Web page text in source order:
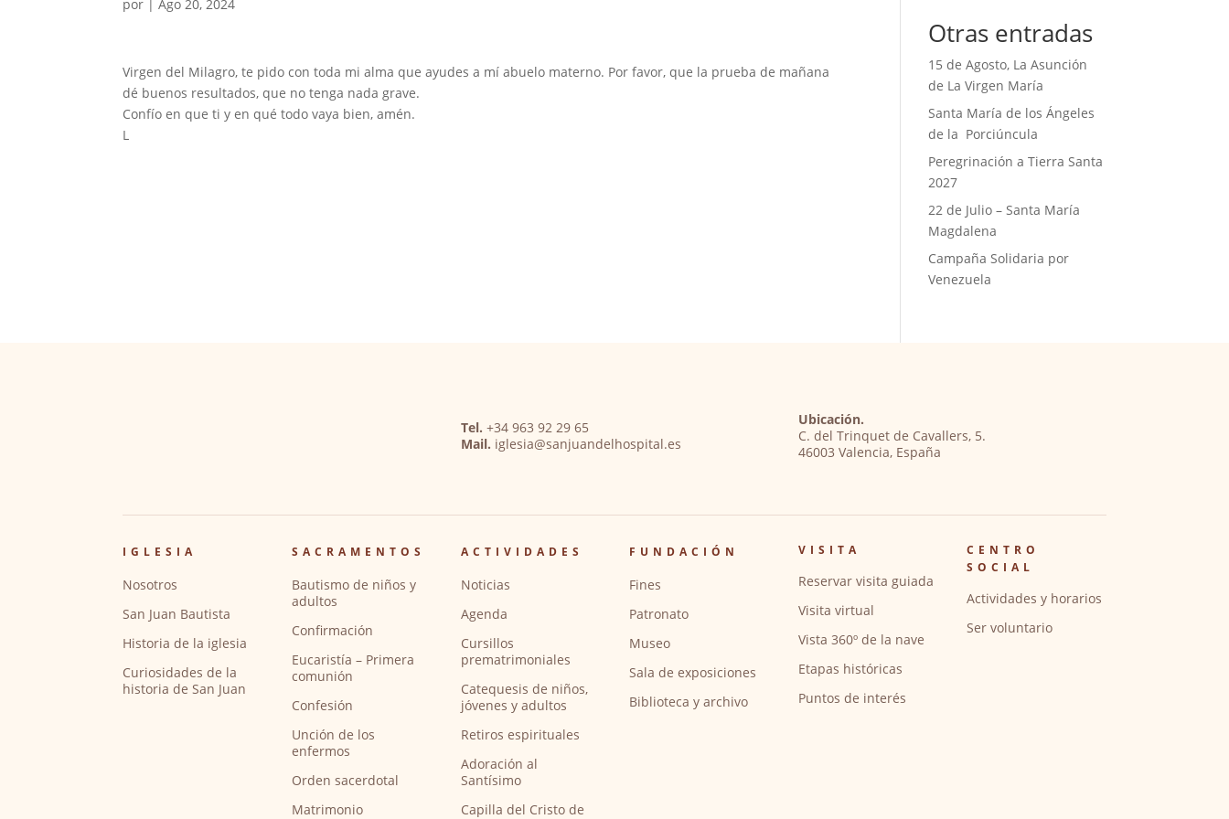
por |Ago 20, 2024
Virgen del Milagro, te pido con toda mi alma que ayudes a mí abuelo materno. Por favor, que la prueba de mañana
dé buenos resultados, que no tenga nada grave.
Confío en que ti y en qué todo vaya bien, amén.
L
Otras entradas
15 de Agosto, La Asunción
de La Virgen María
Santa María de los Ángeles
de la Porciúncula
Peregrinación a Tierra Santa
2027
22 de Julio – Santa María
Magdalena
Campaña Solidaria por
Venezuela
Tel. +34 963 92 29 65
Mail. iglesia@sanjuandelhospital.es
Ubicación.
C. del Trinquet de Cavallers, 5.
46003 Valencia, España
IGLESIA
Nosotros
San Juan Bautista
Historia de la iglesia
Curiosidades de la
historia de San Juan
SACRAMENTOS
Bautismo de niños y
adultos
Confirmación
Eucaristía – Primera
comunión
Confesión
Unción de los
enfermos
Orden sacerdotal
Matrimonio
ACTIVIDADES
Noticias
Agenda
Cursillos
prematrimoniales
Catequesis de niños,
jóvenes y adultos
Retiros espirituales
Adoración al
Santísimo
Capilla del Cristo de
FUNDACIÓN
Fines
Patronato
Museo
Sala de exposiciones
Biblioteca y archivo
VISITA
Reservar visita guiada
Visita virtual
Vista 360º de la nave
Etapas históricas
Puntos de interés
CENTRO
SOCIAL
Actividades y horarios
Ser voluntario